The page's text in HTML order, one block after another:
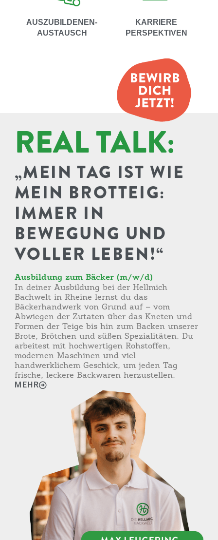
AUSZUBILDENEN-
AUSTAUSCH
KARRIERE
PERSPEKTIVEN
REAL TALK:
„MEIN TAG IST WIE
MEIN BROTTEIG:
IMMER IN
BEWEGUNG UND
VOLLER LEBEN!“
Ausbildung zum Bäcker (m/w/d)
In deiner Ausbildung bei der Hellmich
Bachwelt in Rheine lernst du das
Bäckerhandwerk von Grund auf – vom
Abwiegen der Zutaten über das Kneten und
Formen der Teige bis hin zum Backen unserer
Brote, Brötchen und süßen Spezialitäten. Du
arbeitest mit hochwertigen Rohstoffen,
modernen Maschinen und viel
handwerklichem Geschick, um jeden Tag
frische, leckere Backwaren herzustellen.
MEHR